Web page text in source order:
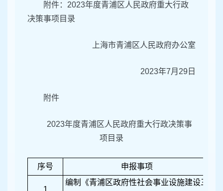
附件：2023年度青浦区人民政府重大行政
决策事项目录
上海市青浦区人民政府办公室
2023年7月29日
附件
2023年度青浦区人民政府重大行政决策事
项目录
序号 申报事项
1
编制《青浦区政府性社会事业设施建设三